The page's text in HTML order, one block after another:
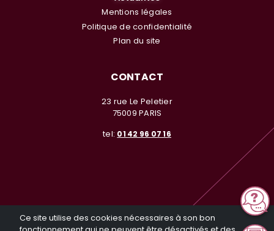
Ce site utilise des cookies nécessaires à son bon
Mentions légales
Politique de confidentialité
Plan du site
CONTACT
23 rue Le Peletier
75009 PARIS
tel: 01 42 96 07 16
© Investir en Nue Propriété 2026. Tous droits réservés. Toute
reproduction même partielle sans notre autorisation est interdite